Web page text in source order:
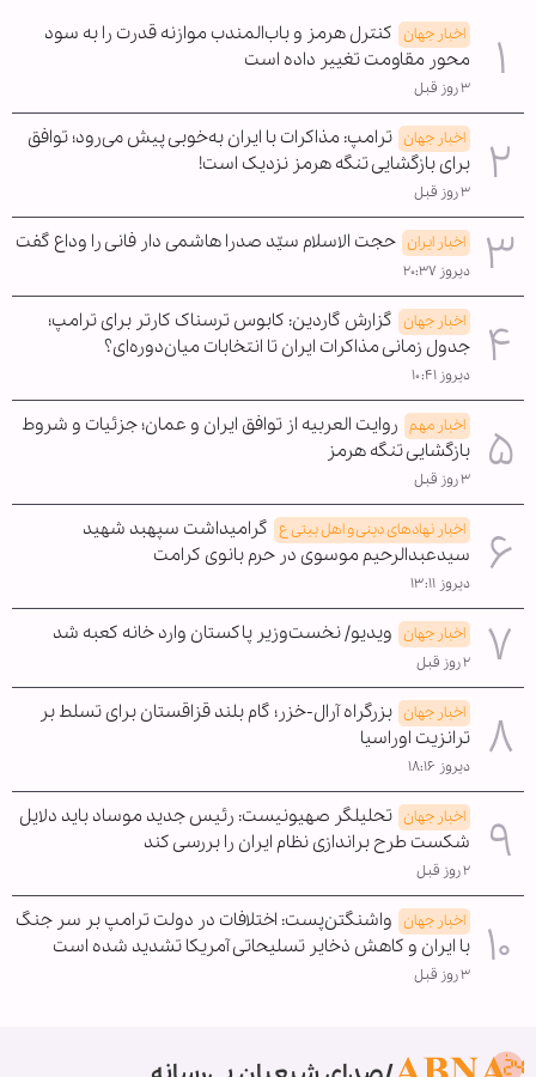
اخبار جهان کنترل هرمز و باب‌المندب موازنه قدرت را به سود
محور مقاومت تغییر داده است
۳ روز قبل
اخبار جهان ترامپ: مذاکرات با ایران به‌خوبی پیش می‌رود؛ توافق
برای بازگشایی تنگه هرمز نزدیک است!
۳ روز قبل
اخبار ایران حجت الاسلام سیّد صدرا هاشمی دار فانی را وداع گفت
دیروز ۲۰:۳۷
اخبار جهان گزارش گاردین: کابوس ترسناک کارتر برای ترامپ؛
جدول زمانی مذاکرات ایران تا انتخابات میان‌دوره‌ای؟
دیروز ۱۰:۴۱
اخبار مهم روایت العربیه از توافق ایران و عمان؛ جزئیات و شروط
بازگشایی تنگه هرمز
۳ روز قبل
اخبار نهادهای دینی و اهل بیتی ع گرامیداشت سپهبد شهید
سیدعبدالرحیم موسوی در حرم بانوی کرامت
دیروز ۱۳:۱۱
اخبار جهان ویدیو/ نخست‌وزیر پاکستان وارد خانه کعبه شد
۲ روز قبل
اخبار جهان بزرگراه آرال-خزر؛ گام بلند قزاقستان برای تسلط بر
ترانزیت اوراسیا
دیروز ۱۸:۱۶
اخبار جهان تحلیلگر صهیونیست: رئیس جدید موساد باید دلایل
شکست طرح براندازی نظام ایران را بررسی کند
۲ روز قبل
اخبار جهان واشنگتن‌پست: اختلافات در دولت ترامپ بر سر جنگ
با ایران و کاهش ذخایر تسلیحاتی آمریکا تشدید شده است
۳ روز قبل